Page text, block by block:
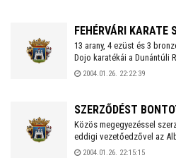
FEHÉRVÁRI KARATE
13 arany, 4 ezüst és 3
Dojo karatékái a Dunántúli
2004.01.26. 22:22:39
SZERZŐDÉST
Közös megegyezéssel
eddigi vezetőedzővel az
ma. Utóda a kanadai Pat
2004.01.26. 22:15:15